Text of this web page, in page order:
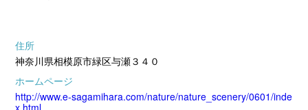
住所
神奈川県相模原市緑区与瀬３４０
ホームページ
http://www.e-sagamihara.com/nature/nature_scenery/0601/inde
x.html